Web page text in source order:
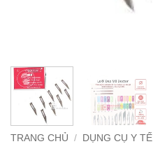
TRANG CHỦ / DỤNG CỤ Y TẾ